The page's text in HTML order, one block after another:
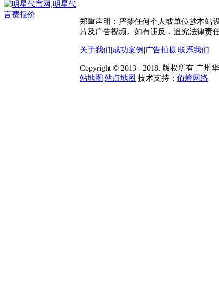
郑重声明：严禁任何个人或单位抄本站
片及广告视频。如有违反，追究法律责
关于我们|成功案例 |广告拍摄|联系我们
Copyright © 2013 - 2018. 版权所有 广州
站地图|站点地图 技术支持： 佰蜂网络